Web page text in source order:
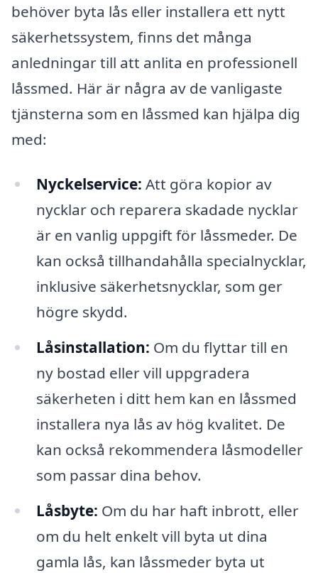
behöver byta lås eller installera ett nytt
säkerhetssystem, finns det många
anledningar till att anlita en professionell
låssmed. Här är några av de vanligaste
tjänsterna som en låssmed kan hjälpa dig
med:
Nyckelservice: Att göra kopior av
nycklar och reparera skadade nycklar
är en vanlig uppgift för låssmeder. De
kan också tillhandahålla specialnycklar,
inklusive säkerhetsnycklar, som ger
högre skydd.
Låsinstallation: Om du flyttar till en
ny bostad eller vill uppgradera
säkerheten i ditt hem kan en låssmed
installera nya lås av hög kvalitet. De
kan också rekommendera låsmodeller
som passar dina behov.
Låsbyte: Om du har haft inbrott, eller
om du helt enkelt vill byta ut dina
gamla lås, kan låssmeder byta ut